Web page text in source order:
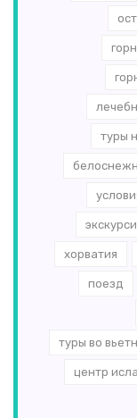
туры
хорватия
поезд
туры во
центр